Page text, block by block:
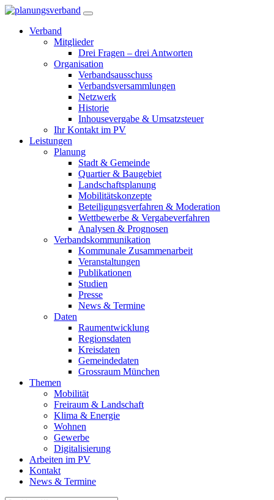
Verband
Mitglieder
Drei Fragen – drei Antworten
Organisation
Verbandsausschuss
Verbandsversammlungen
Netzwerk
Historie
Inhousevergabe & Umsatzsteuer
Ihr Kontakt im PV
Leistungen
Planung
Stadt & Gemeinde
Quartier & Baugebiet
Landschaftsplanung
Mobilitätskonzepte
Beteiligungsverfahren & Moderation
Wettbewerbe & Vergabeverfahren
Analysen & Prognosen
Verbandskommunikation
Kommunale Zusammenarbeit
Veranstaltungen
Publikationen
Studien
Presse
News & Termine
Daten
Raumentwicklung
Regionsdaten
Kreisdaten
Gemeindedaten
Grossraum München
Themen
Mobilität
Freiraum & Landschaft
Klima & Energie
Wohnen
Gewerbe
Digitalisierung
Arbeiten im PV
Kontakt
News & Termine